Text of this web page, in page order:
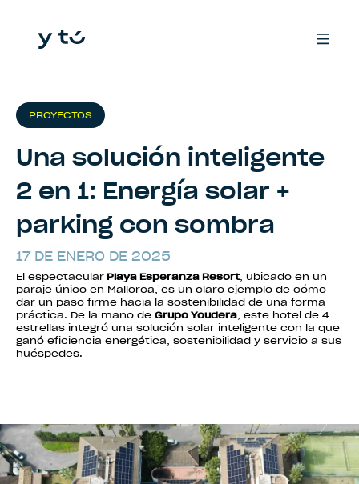
PROYECTOS
Una solución inteligente
2 en 1: Energía solar +
parking con sombra
17 DE ENERO DE 2025
El espectacular Playa Esperanza Resort, ubicado en un
paraje único en Mallorca, es un claro ejemplo de cómo
dar un paso firme hacia la sostenibilidad de una forma
práctica. De la mano de Grupo Youdera, este hotel de 4
estrellas integró una solución solar inteligente con la que
ganó eficiencia energética, sostenibilidad y servicio a sus
huéspedes.